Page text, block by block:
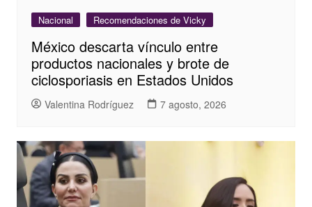
Nacional Recomendaciones de Vicky
México descarta vínculo entre
productos nacionales y brote de
ciclosporiasis en Estados Unidos
Valentina Rodríguez 7 agosto, 2026